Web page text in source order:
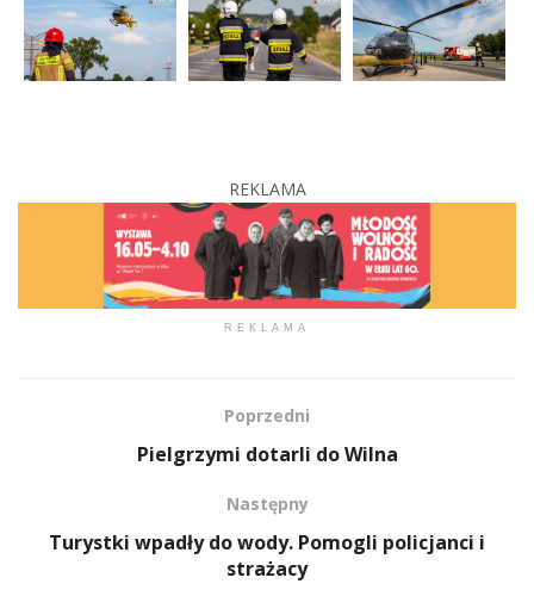
REKLAMA
REKLAMA
Poprzedni
Pielgrzymi dotarli do Wilna
Następny
Turystki wpadły do wody. Pomogli policjanci i
strażacy